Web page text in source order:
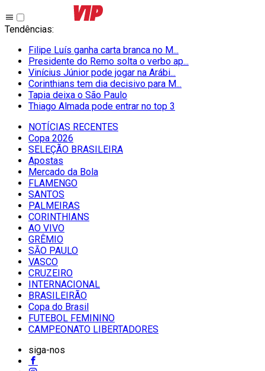
Tendências:
Filipe Luís ganha carta branca no M...
Presidente do Remo solta o verbo ap...
Vinícius Júnior pode jogar na Arábi...
Corinthians tem dia decisivo para M...
Tapia deixa o São Paulo
Thiago Almada pode entrar no top 3
NOTÍCIAS RECENTES
Copa 2026
SELEÇÃO BRASILEIRA
Apostas
Mercado da Bola
FLAMENGO
SANTOS
PALMEIRAS
CORINTHIANS
AO VIVO
GRÊMIO
SĀO PAULO
VASCO
CRUZEIRO
INTERNACIONAL
BRASILEIRÃO
Copa do Brasil
FUTEBOL FEMININO
CAMPEONATO LIBERTADORES
siga-nos